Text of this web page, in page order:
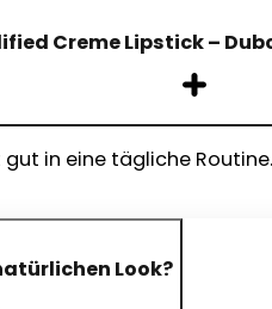
Creme Lipstick –
in eine tägliche Routine.
Look?